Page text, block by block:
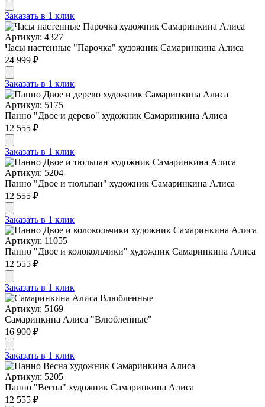
Заказать в 1 клик
Артикул: 4327
Часы настенные "Парочка" художник Самаринкина Алиса
24 999 ₽
Заказать в 1 клик
Артикул: 5175
Панно "Двое и дерево" художник Самаринкина Алиса
12 555 ₽
Заказать в 1 клик
Артикул: 5204
Панно "Двое и тюльпан" художник Самаринкина Алиса
12 555 ₽
Заказать в 1 клик
Артикул: 11055
Панно "Двое и колокольчики" художник Самаринкина Алиса
12 555 ₽
Заказать в 1 клик
Артикул: 5169
Самаринкина Алиса "Влюбленные"
16 900 ₽
Заказать в 1 клик
Артикул: 5205
Панно "Весна" художник Самаринкина Алиса
12 555 ₽